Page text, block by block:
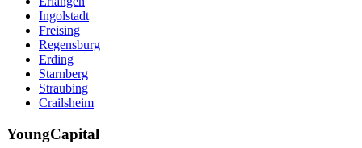
Ingolstadt
Freising
Regensburg
Erding
Starnberg
Straubing
Crailsheim
YoungCapital